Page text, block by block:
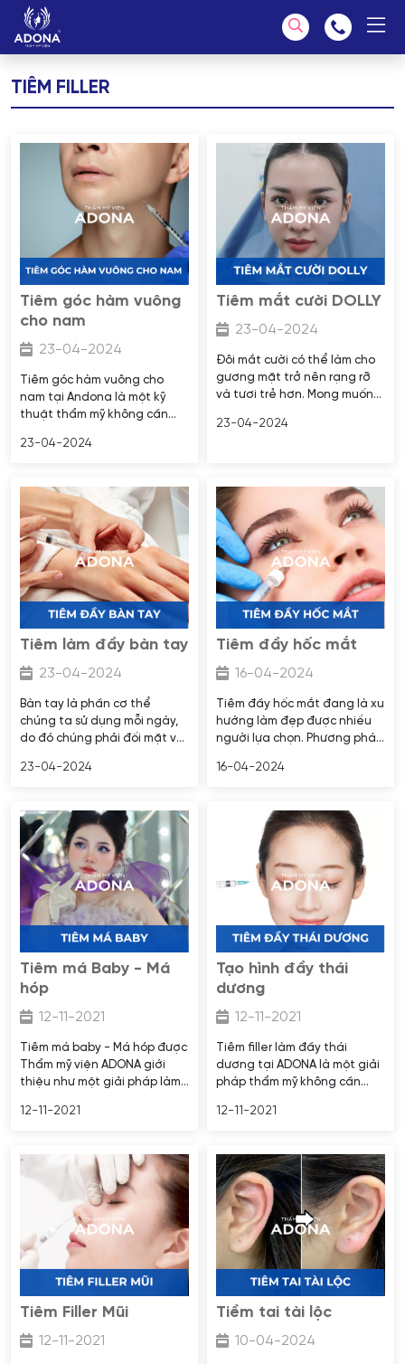
Chúng tôi có thể giúp bạn tìm kiếm?
TIÊM FILLER
Tiêm góc hàm vuông
cho nam
23-04-2024
Tiêm góc hàm vuông cho
nam tại Andona là một kỹ
thuật thẩm mỹ không cần
hình dạng góc hàm, mang lại
23-04-2024
Tiêm mắt cười DOLLY
23-04-2024
Đôi mắt cười có thể làm cho
gương mặt trở nên rạng rỡ
và tươi trẻ hơn. Mong muốn
nhiên bạn có thể tham khảo
23-04-2024
Tiêm làm đầy bàn tay
23-04-2024
Bàn tay là phần cơ thể
chúng ta sử dụng mỗi ngày,
do đó chúng phải đối mặt với
tình trạng da khô, nhăn và
hình dạng và kích thước của
bàn tay, tạo ra một cảm giác
mềm mại và tự nhiên hơn.
23-04-2024
Tiêm đầy hốc mắt
16-04-2024
Tiêm đầy hốc mắt đang là xu
hướng làm đẹp được nhiều
người lựa chọn. Phương pháp
nếp nhăn mà còn làm đầy
trung cho khuôn mặt. Tiêm
filler dưới mắt là giải pháp
làm đẹp hiện đại, tiết kiệm
thời gian với hiệu quả thẩm
mỹ tức thì.
16-04-2024
Tiêm má Baby - Má
hóp
12-11-2021
Tiêm má baby - Má hóp được
Thẩm mỹ viện ADONA giới
thiệu như một giải pháp làm
và có thể giúp cải thiện các
12-11-2021
Tạo hình đầy thái
dương
12-11-2021
Tiêm filler làm đầy thái
dương tại ADONA là một giải
pháp thẩm mỹ không cần
vùng thái dương bị hóp bằng
12-11-2021
Tiêm Filler Mũi
12-11-2021
Tiềm tai tài lộc
10-04-2024